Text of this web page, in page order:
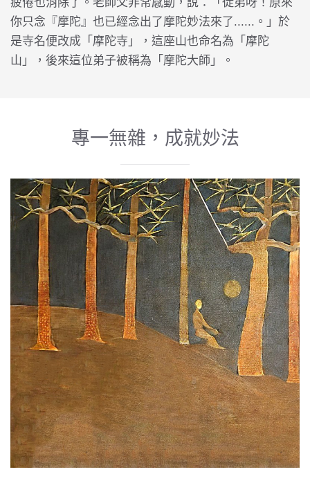
你只念『摩陀』也已經念出了摩陀妙法來了......。」於
是寺名便改成「摩陀寺」，這座山也命名為「摩陀
山」，後來這位弟子被稱為「摩陀大師」。
專一無雜，成就妙法